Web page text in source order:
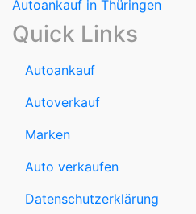
Quick Links